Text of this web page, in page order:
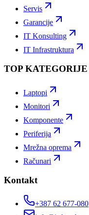
Servis
Garancije
IT Konsulting
IT Infrastruktura
TOP KATEGORIJE
Laptopi
Monitori
Komponente
Periferija
Mrežna oprema
Računari
Kontakt
+387 62 677-080